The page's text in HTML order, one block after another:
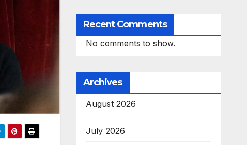
Recent Comments
No comments to show.
Archives
August 2026
July 2026